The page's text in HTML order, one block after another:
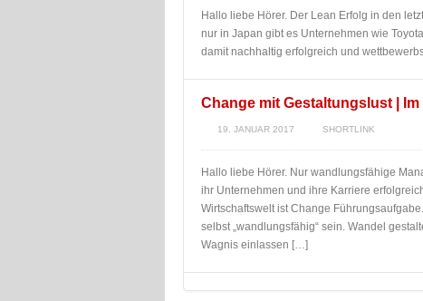
Hallo liebe Hörer. Der Lean Erfolg in den
nur in Japan gibt es Unternehmen wie
damit nachhaltig erfolgreich und
Change mit Gestaltungslust |
19. JANUAR 2017 SHORTLINK
Hallo liebe Hörer. Nur wandlungsfähige
ihr Unternehmen und ihre Karriere
Wirtschaftswelt ist Change
selbst „wandlungsfähig“ sein. Wandel
Wagnis einlassen […]